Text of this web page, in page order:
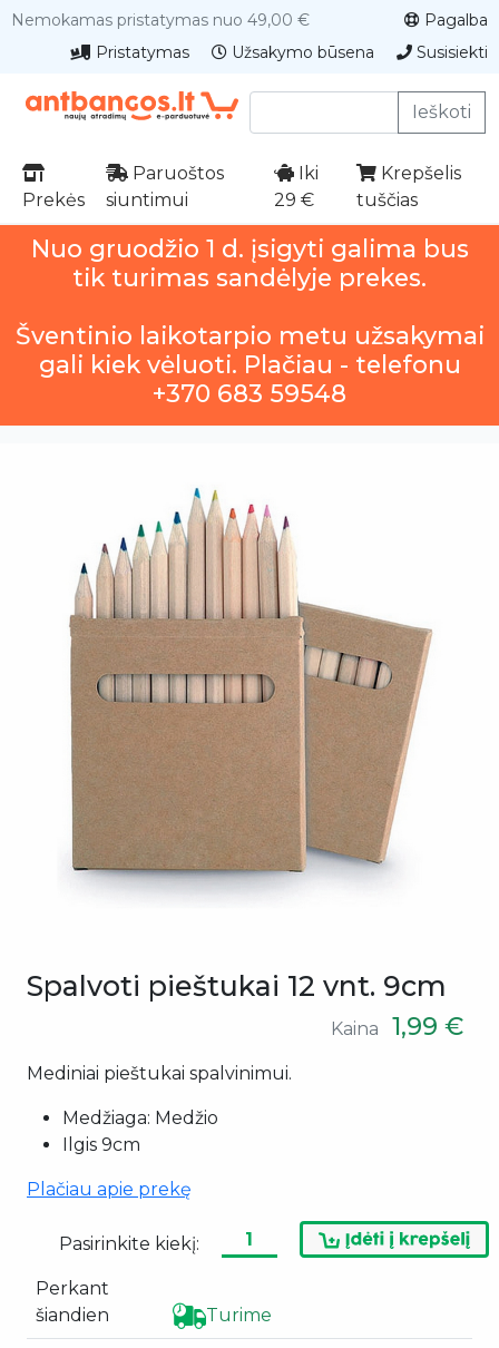
Nemokamas pristatymas nuo 49,00 €
Pagalba
Pristatymas
Užsakymo būsena Susisiekti
Ieškoti
Prekės
Paruoštos
siuntimui
Iki
29 €
Krepšelis
tuščias
Nuo gruodžio 1 d. įsigyti galima bus
tik turimas sandėlyje prekes.
Šventinio laikotarpio metu užsakymai
gali kiek vėluoti. Plačiau - telefonu
+370 683 59548
Spalvoti pieštukai 12 vnt. 9cm
Kaina 1,99 €
Mediniai pieštukai spalvinimui.
Medžiaga: Medžio
Ilgis 9cm
Plačiau apie prekę
Pasirinkite kiekį:
Perkant
šiandien
Turime